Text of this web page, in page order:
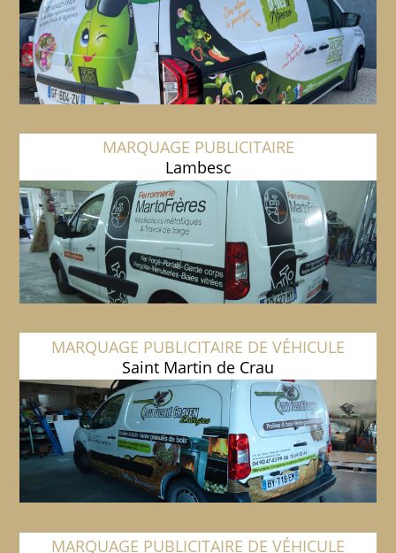
MARQUAGE PUBLICITAIRE
Lambesc
MARQUAGE PUBLICITAIRE DE VÉHICULE
Saint Martin de Crau
MARQUAGE PUBLICITAIRE DE VÉHICULE